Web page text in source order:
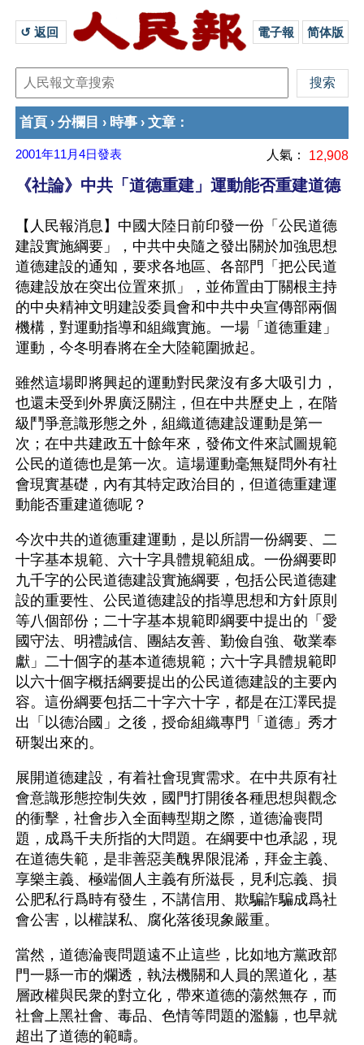
↺ 返回 電子報 简体版
首頁 › 分欄目 › 時事 › 文章 ：
2001年11月4日發表 人氣： 12,908
《社論》中共「道德重建」運動能否重建道德
【人民報消息】中國大陸日前印發一份「公民道德
建設實施綱要」，中共中央隨之發出關於加強思想
道德建設的通知，要求各地區、各部門「把公民道
德建設放在突出位置來抓」，並佈置由丁關根主持
的中央精神文明建設委員會和中共中央宣傳部兩個
機構，對運動指導和組織實施。一場「道德重建」
運動，今冬明春將在全大陸範圍掀起。
雖然這場即將興起的運動對民衆沒有多大吸引力，
也還未受到外界廣泛關注，但在中共歷史上，在階
級鬥爭意識形態之外，組織道德建設運動是第一
次；在中共建政五十餘年來，發佈文件來試圖規範
公民的道德也是第一次。這場運動毫無疑問外有社
會現實基礎，內有其特定政治目的，但道德重建運
動能否重建道德呢？
今次中共的道德重建運動，是以所謂一份綱要、二
十字基本規範、六十字具體規範組成。一份綱要即
九千字的公民道德建設實施綱要，包括公民道德建
設的重要性、公民道德建設的指導思想和方針原則
等八個部份；二十字基本規範即綱要中提出的「愛
國守法、明禮誠信、團結友善、勤儉自強、敬業奉
獻」二十個字的基本道德規範；六十字具體規範即
以六十個字概括綱要提出的公民道德建設的主要內
容。這份綱要包括二十字六十字，都是在江澤民提
出「以德治國」之後，授命組織專門「道德」秀才
研製出來的。
展開道德建設，有着社會現實需求。在中共原有社
會意識形態控制失效，國門打開後各種思想與觀念
的衝擊，社會步入全面轉型期之際，道德淪喪問
題，成爲千夫所指的大問題。在綱要中也承認，現
在道德失範，是非善惡美醜界限混浠，拜金主義、
享樂主義、極端個人主義有所滋長，見利忘義、損
公肥私行爲時有發生，不講信用、欺騙詐騙成爲社
會公害，以權謀私、腐化落後現象嚴重。
當然，道德淪喪問題遠不止這些，比如地方黨政部
門一縣一市的爛透，執法機關和人員的黑道化，基
層政權與民衆的對立化，帶來道德的蕩然無存，而
社會上黑社會、毒品、色情等問題的濫觴，也早就
超出了道德的範疇。